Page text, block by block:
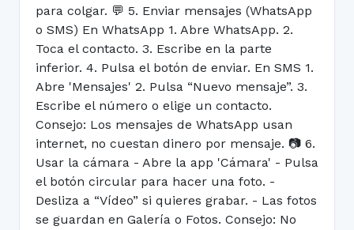
para colgar. 💬 5. Enviar mensajes (WhatsApp
o SMS) En WhatsApp 1. Abre WhatsApp. 2.
Toca el contacto. 3. Escribe en la parte
inferior. 4. Pulsa el botón de enviar. En SMS 1.
Abre 'Mensajes' 2. Pulsa “Nuevo mensaje”. 3.
Escribe el número o elige un contacto.
Consejo: Los mensajes de WhatsApp usan
internet, no cuestan dinero por mensaje. 📷 6.
Usar la cámara - Abre la app 'Cámara' - Pulsa
el botón circular para hacer una foto. -
Desliza a “Vídeo” si quieres grabar. - Las fotos
se guardan en Galería o Fotos. Consejo: No